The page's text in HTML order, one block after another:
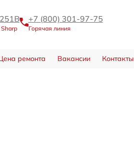
+7 (800) 301-97-75
Горячая линия
ремонта Вакансии Контакты